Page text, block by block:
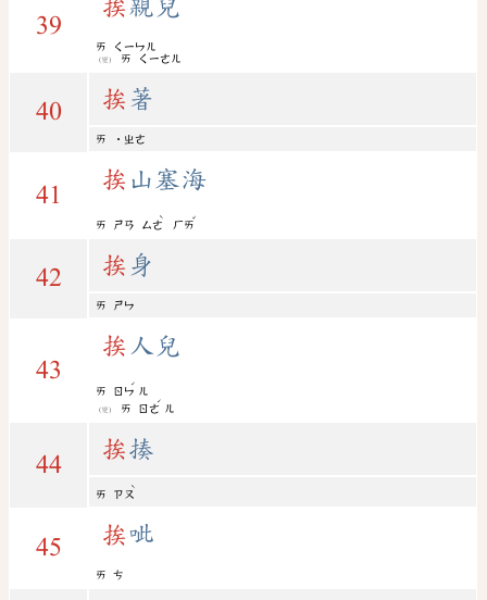
39
挨 親兒
ㄞ ㄑㄧㄣㄦ
(變) ㄞ ㄑㄧㄜㄦ
40 挨 著
ㄞ ˙ㄓㄜ
41
挨 山塞海
ㄞ ㄕㄢ ㄙㄜ
ˋ
ㄏㄞ
ˇ
42 挨 身
ㄞ ㄕㄣ
43
挨 人兒
ㄞ ㄖㄣ
ˊ
ㄦ
(變) ㄞ ㄖㄜ
ˊ
ㄦ
44
挨揍
ㄞ ㄗㄡ
ˋ
45 挨呲
ㄞ ㄘ